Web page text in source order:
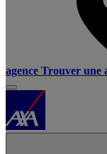
agence Trouver une